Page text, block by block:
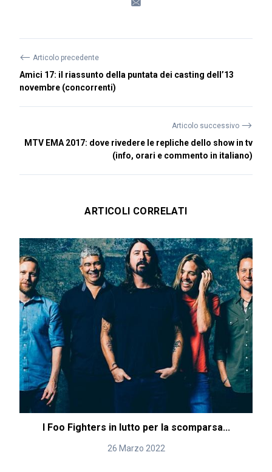
⟵ Articolo precedente
Amici 17: il riassunto della puntata dei casting dell’13
novembre (concorrenti)
Articolo successivo ⟶
MTV EMA 2017: dove rivedere le repliche dello show in tv
(info, orari e commento in italiano)
ARTICOLI CORRELATI
I Foo Fighters in lutto per la scomparsa...
26 Marzo 2022